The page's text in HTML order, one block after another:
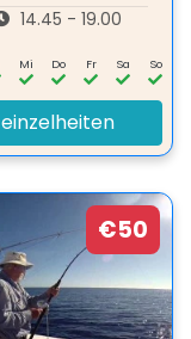
14.45 - 19.00
Mi Do Fr Sa So
einzelheiten
€50